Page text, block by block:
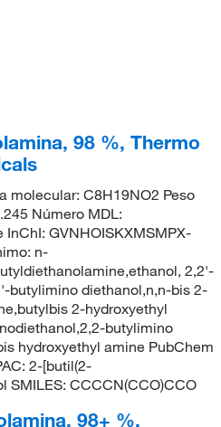
98 %, Thermo
molecular: C8H19NO2 Peso
Número MDL:
GVNHOISKXMSMPX-
n-
2,2'-
butylimino diethanol,n,n-bis 2-
2-hydroxyethyl
butylimino
hydroxyethyl amine PubChem
2-[butil(2-
SMILES: CCCCN(CCO)CCO
98+ %,